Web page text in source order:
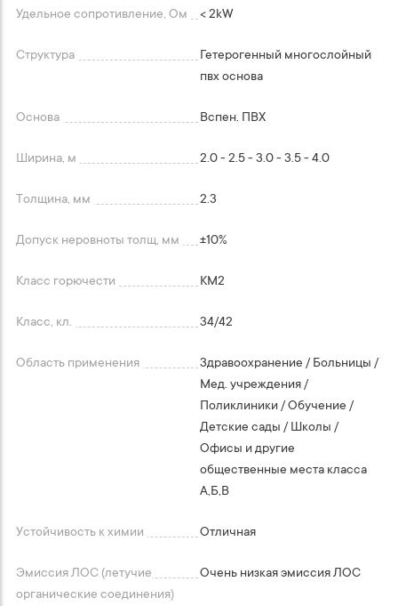
Удельное сопротивление, Ом < 2kW
Структура
Гетерогенный многослойный
пвх основа
Основа Вспен. ПВХ
Ширина, м 2.0 - 2.5 - 3.0 - 3.5 - 4.0
Толщина, мм 2.3
Допуск неровноты толщ, мм +-10%
Класс горючести КМ2
Класс, кл. 34/42
Область применения
Здравоохранение / Больницы /
Мед. учреждения /
Поликлиники / Обучение /
Детские сады / Школы /
Офисы и другие
общественные места класса
А,Б,В
Устойчивость к химии Отличная
Эмиссия ЛОС (летучие
органические соединения)
Очень низкая эмиссия ЛОС